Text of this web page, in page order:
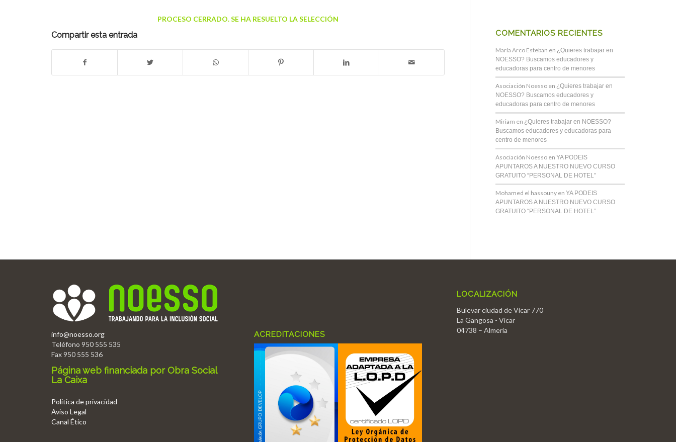
PROCESO CERRADO. SE HA RESUELTO LA SELECCIÓN
Compartir esta entrada COMENTARIOS RECIENTES
María Arco Esteban en ¿Quieres trabajar en
NOESSO? Buscamos educadores y
educadoras para centro de menores
Asociación Noesso en ¿Quieres trabajar en
NOESSO? Buscamos educadores y
educadoras para centro de menores
Miriam en ¿Quieres trabajar en NOESSO?
Buscamos educadores y educadoras para
centro de menores
Asociación Noesso enYA PODEIS
APUNTAROS A NUESTRO NUEVO CURSO
GRATUITO “PERSONAL DE HOTEL”
Mohamed el hassouny enYA PODEIS
APUNTAROS A NUESTRO NUEVO CURSO
GRATUITO “PERSONAL DE HOTEL”
info@noesso.org
Teléfono 950 555 535
Fax 950 555 536
Página web financiada por Obra Social
La Caixa
Politica de privacidad
Aviso Legal
Canal Ético
ACREDITACIONES
LOCALIZACIÓN
Bulevar ciudad de Vícar 770
La Gangosa - Vícar
04738 – Almería